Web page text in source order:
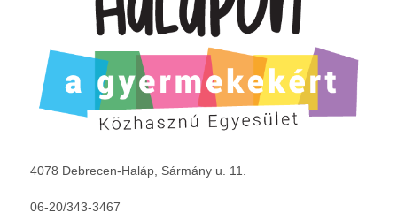
4078 Debrecen-Haláp, Sármány u. 11.
06-20/343-3467